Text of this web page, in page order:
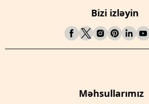
Bizi izləyin
Məhsullarımız